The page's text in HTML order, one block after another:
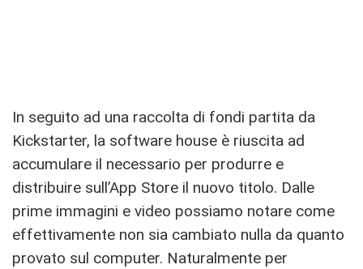
In seguito ad una raccolta di fondi partita da
Kickstarter, la software house è riuscita ad
accumulare il necessario per produrre e
distribuire sull’App Store il nuovo titolo. Dalle
prime immagini e video possiamo notare come
effettivamente non sia cambiato nulla da quanto
provato sul computer. Naturalmente per